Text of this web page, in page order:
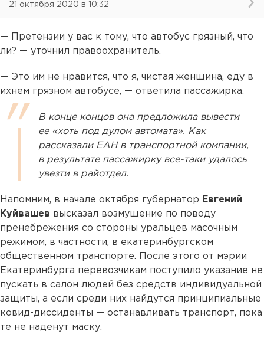
21 октября 2020 в 10:32
— Претензии у вас к тому, что автобус грязный, что
ли? — уточнил правоохранитель.
— Это им не нравится, что я, чистая женщина, еду в
ихнем грязном автобусе, — ответила пассажирка.
В конце концов она предложила вывести
ее «хоть под дулом автомата». Как
рассказали ЕАН в транспортной компании,
в результате пассажирку все-таки удалось
увезти в райотдел.
Напомним, в начале октября губернатор Евгений
Куйвашев высказал возмущение по поводу
пренебрежения со стороны уральцев масочным
режимом, в частности, в екатеринбургском
общественном транспорте. После этого от мэрии
Екатеринбурга перевозчикам поступило указание не
пускать в салон людей без средств индивидуальной
защиты, а если среди них найдутся принципиальные
ковид-диссиденты — останавливать транспорт, пока
те не наденут маску.